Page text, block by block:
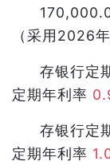
（采用2026
存银行定
定期年利率
存银行定
定期年利率